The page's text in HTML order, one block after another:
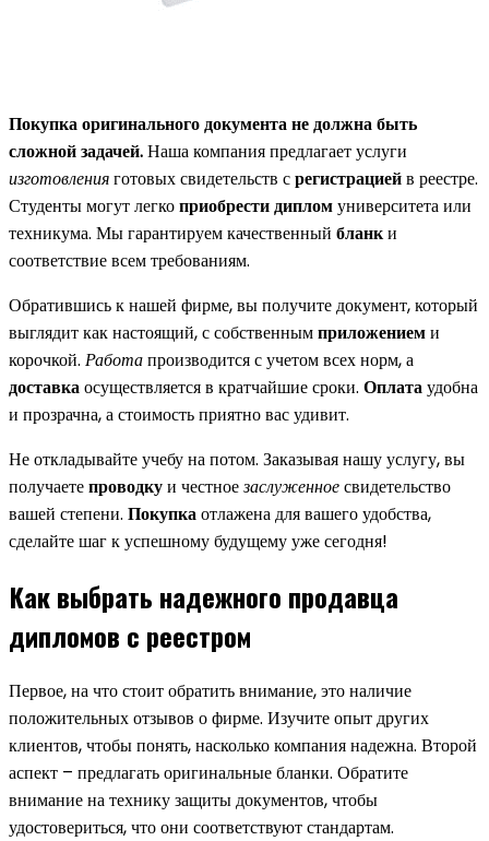
Покупка оригинального документа не должна быть
сложной задачей.Наша компания предлагает услуги
изготовленияготовых свидетельств срегистрациейв реестре.
Студенты могут легкоприобрести дипломуниверситета или
техникума. Мы гарантируем качественный бланки
соответствие всем требованиям.
Обратившись к нашей фирме, вы получите документ, который
выглядит как настоящий, с собственнымприложениеми
корочкой. Работапроизводится с учетом всех норм, а
доставкаосуществляется в кратчайшие сроки. Оплатаудобна
и прозрачна, а стоимость приятно вас удивит.
Не откладывайте учебу на потом. Заказывая нашу услугу, вы
получаетепроводкуи честноезаслуженноесвидетельство
вашей степени. Покупкаотлажена для вашего удобства,
сделайте шаг к успешному будущему уже сегодня!
Как выбрать надежного продавца
дипломов с реестром
Первое, на что стоит обратить внимание, это наличие
положительных отзывов о фирме. Изучите опыт других
клиентов, чтобы понять, насколько компания надежна. Второй
аспект – предлагать оригинальные бланки. Обратите
внимание на технику защиты документов, чтобы
удостовериться, что они соответствуют стандартам.